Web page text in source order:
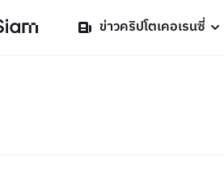
ข่าวคริปโตเคอเรนซี่